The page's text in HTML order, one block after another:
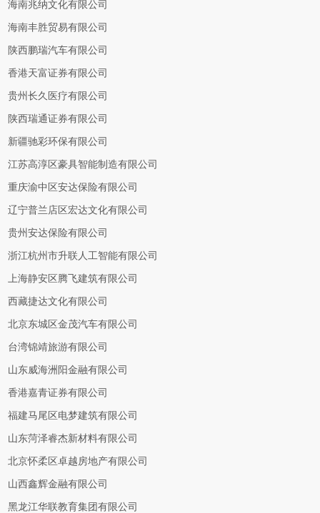
海南兆纳文化有限公司
海南丰胜贸易有限公司
陕西鹏瑞汽车有限公司
香港天富证券有限公司
贵州长久医疗有限公司
陕西瑞通证券有限公司
新疆驰彩环保有限公司
江苏高淳区豪具智能制造有限公司
重庆渝中区安达保险有限公司
辽宁普兰店区宏达文化有限公司
贵州安达保险有限公司
浙江杭州市升联人工智能有限公司
上海静安区腾飞建筑有限公司
西藏捷达文化有限公司
北京东城区金茂汽车有限公司
台湾锦靖旅游有限公司
山东威海洲阳金融有限公司
香港嘉青证券有限公司
福建马尾区电梦建筑有限公司
山东菏泽睿杰新材料有限公司
北京怀柔区卓越房地产有限公司
山西鑫辉金融有限公司
黑龙江华联教育集团有限公司